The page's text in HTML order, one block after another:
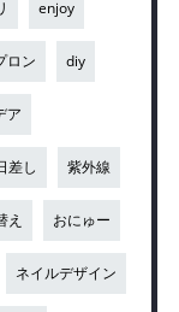
enjoy
ロン diy
ア
差し 紫外線
え おにゅー
ネイルデザイン